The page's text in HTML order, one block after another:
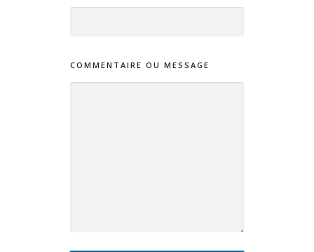
COMMENTAIRE OU MESSAGE